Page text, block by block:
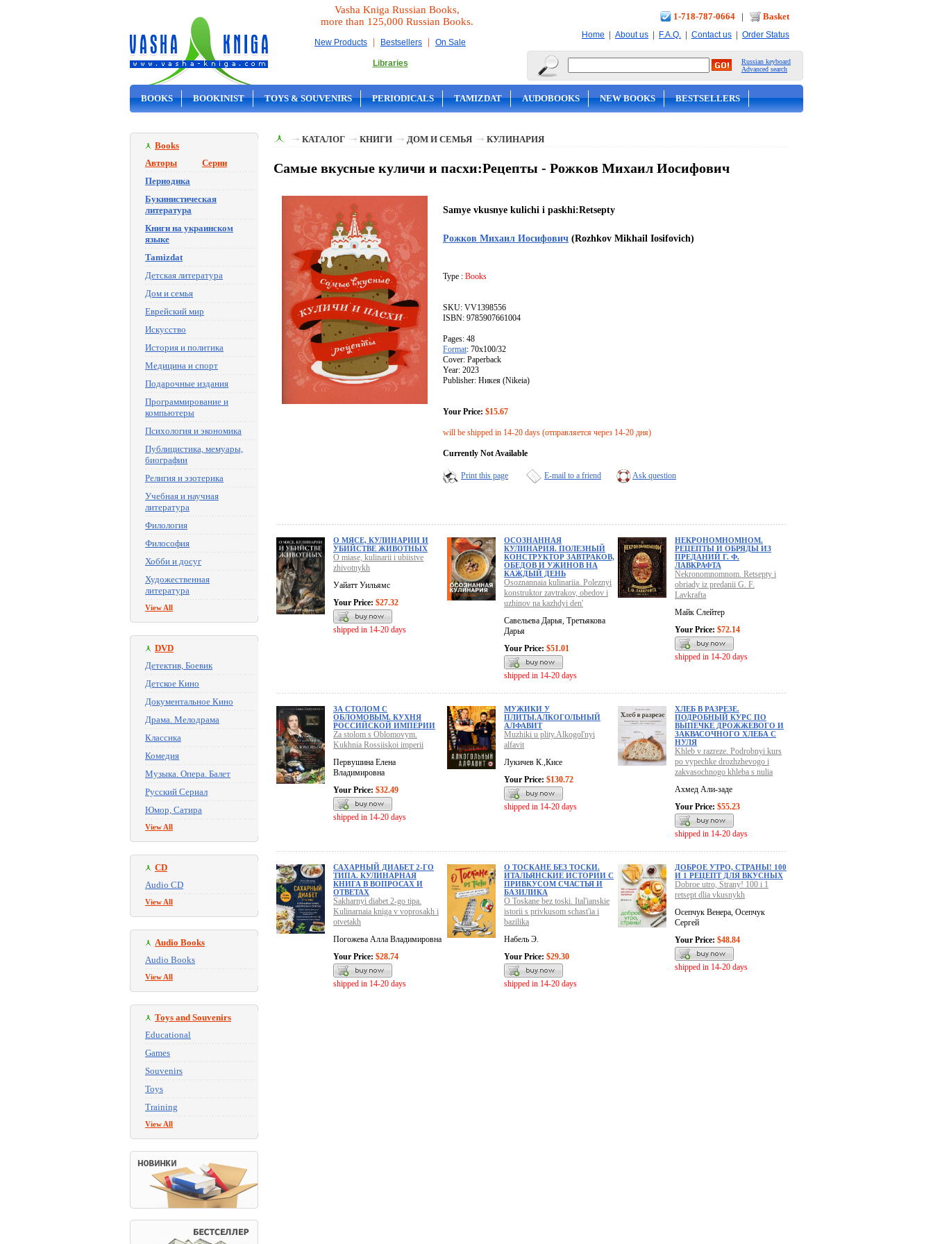
Vasha Kniga Russian Books,
more than 125,000 Russian Books.
New Products | Bestsellers | On Sale
Libraries
1-718-787-0664 | Basket
Home | About us | F.A.Q. | Contact us | Order Status
Russian keyboard
Advanced search
BOOKS BOOKINIST TOYS & SOUVENIRS PERIODICALS TAMIZDAT AUDOBOOKS NEW BOOKS BESTSELLERS
Books
Авторы
Серии
Периодика
Букинистическая
литература
Книги на украинском
языке
Tamizdat
Детская литература
Дом и семья
Еврейский мир
Искусство
История и политика
Медицина и спорт
Подарочные издания
Программирование и
компьютеры
Психология и экономика
Публицистика, мемуары,
биографии
Религия и эзотерика
Учебная и научная
литература
Филология
Философия
Хобби и досуг
Художественная
литература
View All
DVD
Детектив, Боевик
Детское Кино
Документальное Кино
Драма. Мелодрама
Классика
Комедия
Музыка. Опера. Балет
Русский Сериал
Юмор, Сатира
View All
CD
Audio CD
View All
Audio Books
Audio Books
View All
Toys and Souvenirs
Educational
Games
Souvenirs
Toys
Training
View All
КАТАЛОГ КНИГИ ДОМ И СЕМЬЯ КУЛИНАРИЯ
Самые вкусные куличи и пасхи:Рецепты - Рожков Михаил Иосифович
Samye vkusnye kulichi i paskhi:Retsepty
Рожков Михаил Иосифович (Rozhkov Mikhail Iosifovich)
Type : Books
SKU: VV1398556
ISBN: 9785907661004
Pages: 48
Format: 70x100/32
Cover: Paperback
Year: 2023
Publisher: Никея (Nikeia)
Your Price: $15.67
will be shipped in 14-20 days (отправляется через 14-20 дня)
Currently Not Available
Print this page E-mail to a friend Ask question
О МЯСЕ, КУЛИНАРИИ И
УБИЙСТВЕ ЖИВОТНЫХ
O miase, kulinarii i ubiistve
zhivotnykh
Уайатт Уильямс
Your Price: $27.32
shipped in 14-20 days
ОСОЗНАННАЯ
КУЛИНАРИЯ. ПОЛЕЗНЫЙ
КОНСТРУКТОР ЗАВТРАКОВ,
ОБЕДОВ И УЖИНОВ НА
КАЖДЫЙ ДЕНЬ
Osoznannaia kulinariia. Poleznyi
konstruktor zavtrakov, obedov i
uzhinov na kazhdyi den'
Савельева Дарья, Третьякова
Дарья
Your Price: $51.01
shipped in 14-20 days
НЕКРОНОМНОМНОМ.
РЕЦЕПТЫ И ОБРЯДЫ ИЗ
ПРЕДАНИЙ Г. Ф.
ЛАВКРАФТА
Nekronomnomnom. Retsepty i
obriady iz predanii G. F.
Lavkrafta
Майк Слейтер
Your Price: $72.14
shipped in 14-20 days
ЗА СТОЛОМ С
ОБЛОМОВЫМ. КУХНЯ
РОССИЙСКОЙ ИМПЕРИИ
Za stolom s Oblomovym.
Kukhnia Rossiiskoi imperii
Первушина Елена
Владимировна
Your Price: $32.49
shipped in 14-20 days
МУЖИКИ У
ПЛИТЫ.АЛКОГОЛЬНЫЙ
АЛФАВИТ
Muzhiki u plity.Alkogol'nyi
alfavit
Лукичев К.,Кисе
Your Price: $130.72
shipped in 14-20 days
ХЛЕБ В РАЗРЕЗЕ.
ПОДРОБНЫЙ КУРС ПО
ВЫПЕЧКЕ ДРОЖЖЕВОГО И
ЗАКВАСОЧНОГО ХЛЕБА С
НУЛЯ
Khleb v razreze. Podrobnyi kurs
po vypechke drozhzhevogo i
zakvasochnogo khleba s nulia
Ахмед Али-заде
Your Price: $55.23
shipped in 14-20 days
САХАРНЫЙ ДИАБЕТ 2-ГО
ТИПА. КУЛИНАРНАЯ
КНИГА В ВОПРОСАХ И
ОТВЕТАХ
Sakharnyi diabet 2-go tipa.
Kulinarnaia kniga v voprosakh i
otvetakh
Погожева Алла Владимировна
Your Price: $28.74
shipped in 14-20 days
О ТОСКАНЕ БЕЗ ТОСКИ.
ИТАЛЬЯНСКИЕ ИСТОРИИ С
ПРИВКУСОМ СЧАСТЬЯ И
БАЗИЛИКА
O Toskane bez toski. Ital'ianskie
istorii s privkusom schast'ia i
bazilika
Набель Э.
Your Price: $29.30
shipped in 14-20 days
ДОБРОЕ УТРО, СТРАНЫ! 100
И 1 РЕЦЕПТ ДЛЯ ВКУСНЫХ
Dobroe utro, Strany! 100 i 1
retsept dlia vkusnykh
Осепчук Венера, Осепчук
Сергей
Your Price: $48.84
shipped in 14-20 days